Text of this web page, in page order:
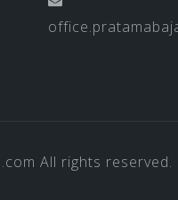
All rights reserved.